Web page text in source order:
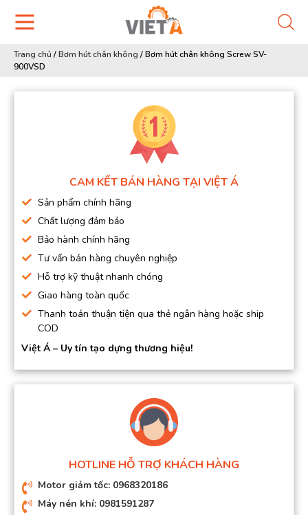
Trang chủ /Bơm hút chân không /Bơm hút chân không Screw SV-
900VSD
CAM KẾT BÁN HÀNG TẠI VIỆT Á
Sản phẩm chính hãng
Chất lượng đảm bảo
Bảo hành chính hãng
Tư vấn bán hàng chuyên nghiệp
Hỗ trợ kỹ thuật nhanh chóng
Giao hàng toàn quốc
Thanh toán thuận tiện qua thẻ ngân hàng hoặc ship
COD
Việt Á – Uy tín tạo dựng thương hiệu!
HOTLINE HỖ TRỢ KHÁCH HÀNG
Motor giảm tốc: 0968320186
Máy nén khí: 0981591287